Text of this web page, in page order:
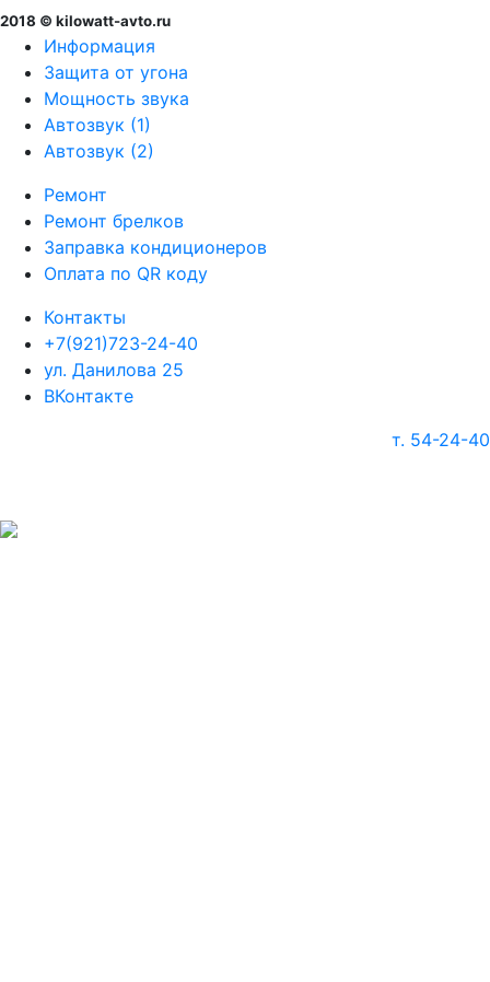
2018 © kilowatt-avto.ru
Информация
Защита от угона
Мощность звука
Автозвук (1)
Автозвук (2)
Ремонт
Ремонт брелков
Заправка кондиционеров
Оплата по QR коду
Контакты
+7(921)723-24-40
ул. Данилова 25
ВКонтакте
т. 54-24-40